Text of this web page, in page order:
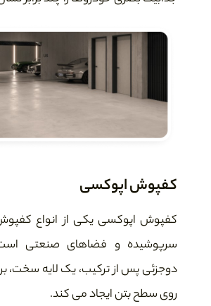
کفپوش اپوکسی
کفپوش اپوکسی یکی از انواع
سرپوشیده و فضاهای صنعتی
دوجزئی پس از ترکیب، یک لایه سخت،
روی سطح بتن ایجاد می کند.